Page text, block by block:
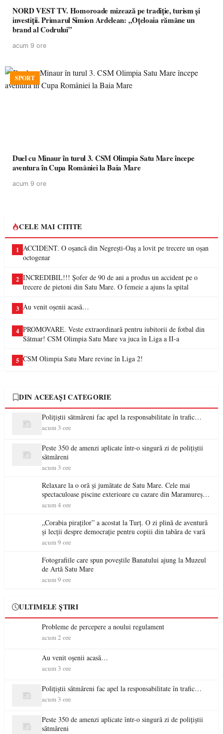
NORD VEST TV. Homoroade mizează pe tradiție, turism și
investiții. Primarul Simion Ardelean: „Oțeloaia rămâne un
brand al Codrului”
acum 9 ore
SPORT
Duel cu Minaur în turul 3. CSM Olimpia Satu Mare începe
aventura în Cupa României la Baia Mare
acum 9 ore
CELE MAI CITITE
1 ACCIDENT. O oșancă din Negrești-Oaș a lovit pe trecere un oșan
octogenar
2 INCREDIBIL!!! Șofer de 90 de ani a produs un accident pe o
trecere de pietoni din Satu Mare. O femeie a ajuns la spital
3 Au venit oșenii acasă…
4 PROMOVARE. Veste extraordinară pentru iubitorii de fotbal din
Sătmar! CSM Olimpia Satu Mare va juca în Liga a II-a
5 CSM Olimpia Satu Mare revine în Liga 2!
DIN ACEEAȘI CATEGORIE
Polițiștii sătmăreni fac apel la responsabilitate în trafic…
acum 3 ore
Peste 350 de amenzi aplicate într-o singură zi de polițiștii
sătmăreni
acum 3 ore
Relaxare la o oră și jumătate de Satu Mare. Cele mai
spectaculoase piscine exterioare cu cazare din Maramureș,
ideale pentru o escapadă de vară
acum 4 ore
„Corabia piraților” a acostat la Turț. O zi plină de aventură
și lecții despre democrație pentru copiii din tabăra de vară
acum 9 ore
Fotografiile care spun poveștile Banatului ajung la Muzeul
de Artă Satu Mare
acum 9 ore
ULTIMELE ȘTIRI
Probleme de percepere a noului regulament
acum 2 ore
Au venit oșenii acasă…
acum 3 ore
Polițiștii sătmăreni fac apel la responsabilitate în trafic…
acum 3 ore
Peste 350 de amenzi aplicate într-o singură zi de polițiștii
sătmăreni